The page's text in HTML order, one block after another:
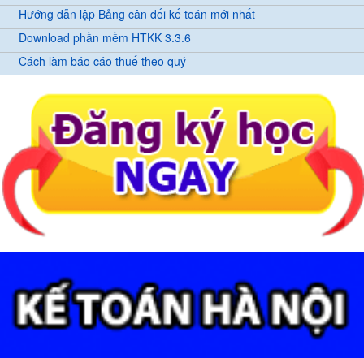
Hướng dẫn lập Bảng cân đối kế toán mới nhất
Download phần mềm HTKK 3.3.6
Cách làm báo cáo thuế theo quý